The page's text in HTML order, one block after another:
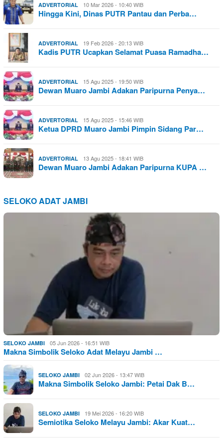
ADVERTORIAL 10 Mar 2026 - 10:40 WIB
Hingga Kini, Dinas PUTR Pantau dan Perba…
ADVERTORIAL 19 Feb 2026 - 20:13 WIB
Kadis PUTR Ucapkan Selamat Puasa Ramadha…
ADVERTORIAL 15 Agu 2025 - 19:50 WIB
Dewan Muaro Jambi Adakan Paripurna Penya…
ADVERTORIAL 15 Agu 2025 - 15:46 WIB
Ketua DPRD Muaro Jambi Pimpin Sidang Par…
ADVERTORIAL 13 Agu 2025 - 18:41 WIB
Dewan Muaro Jambi Adakan Paripurna KUPA …
SELOKO ADAT JAMBI
SELOKO JAMBI 05 Jun 2026 - 16:51 WIB
Makna Simbolik Seloko Adat Melayu Jambi …
SELOKO JAMBI 02 Jun 2026 - 13:47 WIB
Makna Simbolik Seloko Jambi: Petai Dak B…
SELOKO JAMBI 19 Mei 2026 - 16:20 WIB
Semiotika Seloko Melayu Jambi: Akar Kuat…